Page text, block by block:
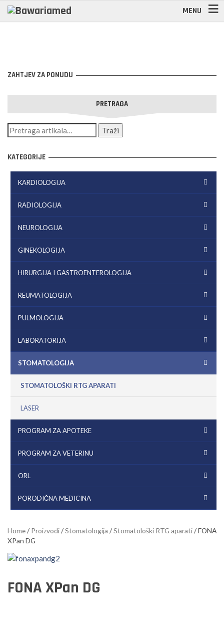
MENU
ZAHTJEV ZA PONUDU
PRETRAGA
KATEGORIJE
KARDIOLOGIJA
RADIOLOGIJA
NEUROLOGIJA
GINEKOLOGIJA
HIRURGIJA I GASTROENTEROLOGIJA
REUMATOLOGIJA
PULMOLOGIJA
LABORATORIJA
STOMATOLOGIJA
STOMATOLOŠKI RTG APARATI
LASER
PROGRAM ZA APOTEKE
PROGRAM ZA VETERINU
ORL
PORODIČNA MEDICINA
Home/ Proizvodi/Stomatologija /Stomatološki RTG aparati/ FONA
XPan DG
FONA XPan DG